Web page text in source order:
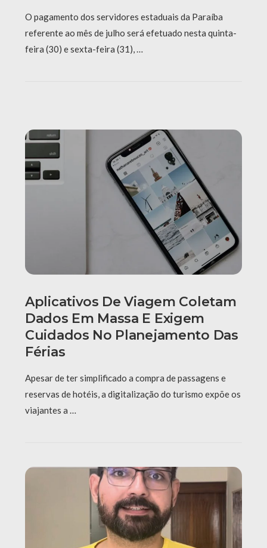
O pagamento dos servidores estaduais da Paraíba
referente ao mês de julho será efetuado nesta quinta-
feira (30) e sexta-feira (31), …
Aplicativos De Viagem Coletam
Dados Em Massa E Exigem
Cuidados No Planejamento Das
Férias
Apesar de ter simplificado a compra de passagens e
reservas de hotéis, a digitalização do turismo expõe os
viajantes a …